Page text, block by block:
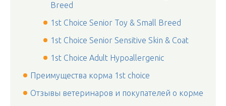
Breed
1st Choice Senior Toy & Small Breed
1st Choice Senior Sensitive Skin & Coat
1st Choice Adult Hypoallergenic
Преимущества корма 1st choice
Отзывы ветеринаров и покупателей о корме